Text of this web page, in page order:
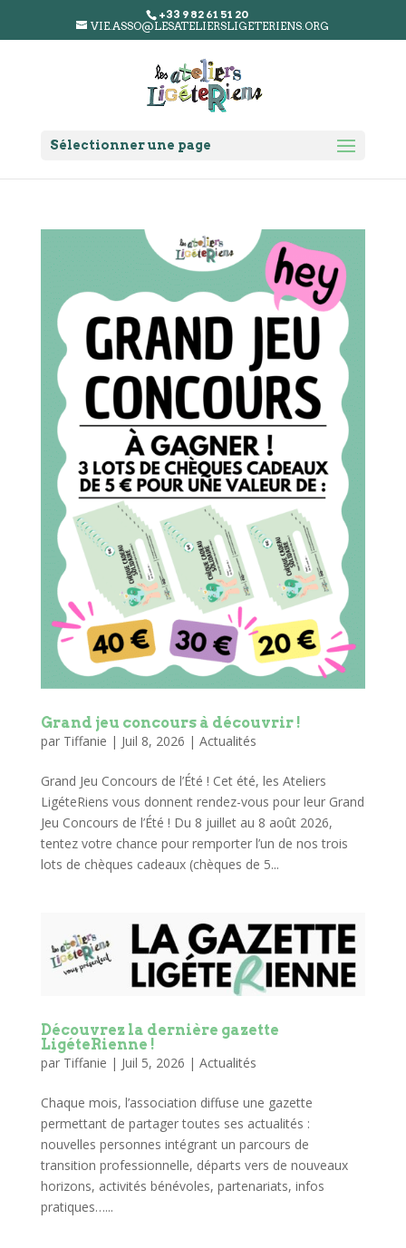
+33 9 82 61 51 20
VIE.ASSO@LESATELIERSLIGETERIENS.ORG
Sélectionner une page
Grand jeu concours à découvrir !
par Tiffanie | Juil 8, 2026 | Actualités
Grand Jeu Concours de l’Été ! Cet été, les Ateliers
LigéteRiens vous donnent rendez-vous pour leur Grand
Jeu Concours de l’Été ! Du 8 juillet au 8 août 2026,
tentez votre chance pour remporter l’un de nos trois
lots de chèques cadeaux (chèques de 5...
Découvrez la dernière gazette
LigéteRienne !
par Tiffanie | Juil 5, 2026 | Actualités
Chaque mois, l’association diffuse une gazette
permettant de partager toutes ses actualités :
nouvelles personnes intégrant un parcours de
transition professionnelle, départs vers de nouveaux
horizons, activités bénévoles, partenariats, infos
pratiques…...